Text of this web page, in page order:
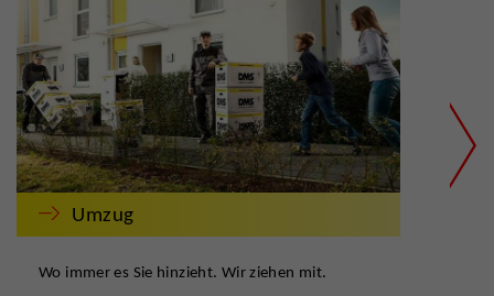
Umzug
Wo immer es Sie hinzieht. Wir ziehen mit.